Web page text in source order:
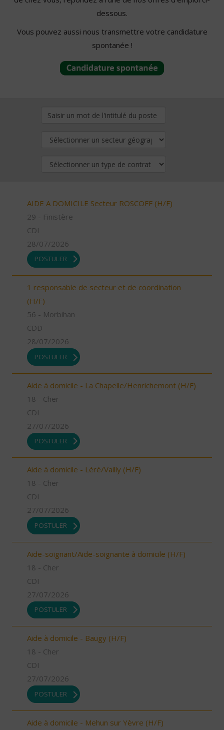
dessous.
Vous pouvez aussi nous transmettre votre candidature
spontanée !
AIDE A DOMICILE Secteur ROSCOFF (H/F)
29 - Finistère
CDI
28/07/2026
POSTULER
1 responsable de secteur et de coordination
(H/F)
56 - Morbihan
CDD
28/07/2026
POSTULER
Aide à domicile - La Chapelle/Henrichemont (H/F)
18 - Cher
CDI
27/07/2026
POSTULER
Aide à domicile - Léré/Vailly (H/F)
18 - Cher
CDI
27/07/2026
POSTULER
Aide-soignant/Aide-soignante à domicile (H/F)
18 - Cher
CDI
27/07/2026
POSTULER
Aide à domicile - Baugy (H/F)
18 - Cher
CDI
27/07/2026
POSTULER
Aide à domicile - Mehun sur Yèvre (H/F)